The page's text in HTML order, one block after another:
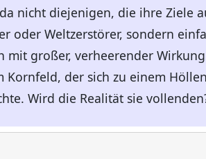
nicht diejenigen, die ihre Ziele
oder Weltzerstörer, sondern
mit großer, verheerender
der sich zu einem
Wird die Realität sie